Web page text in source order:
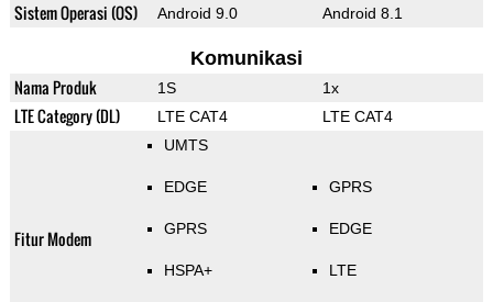
Sistem Operasi (OS) Android 9.0 Android 8.1
Komunikasi
Nama Produk 1S 1x
LTE Category (DL) LTE CAT4 LTE CAT4
Fitur Modem
UMTS
EDGE
GPRS
HSPA+
GPRS
EDGE
LTE